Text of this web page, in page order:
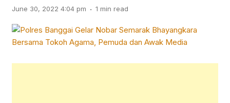
June 30, 2022 4:04 pm . 1 min read